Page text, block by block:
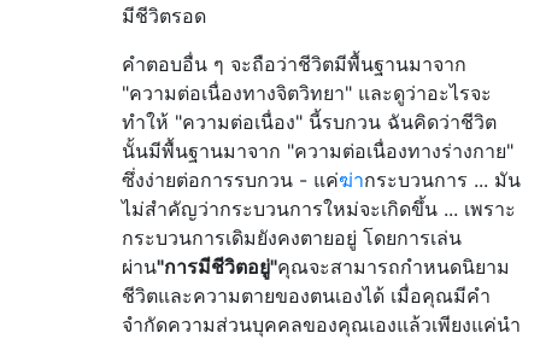
มีชีวิตรอด
คำตอบอื่น ๆ จะถือว่าชีวิตมีพื้นฐานมาจาก
"ความต่อเนื่องทางจิตวิทยา" และดูว่าอะไรจะ
ทำให้ "ความต่อเนื่อง" นี้รบกวน ฉันคิดว่าชีวิต
นั้นมีพื้นฐานมาจาก "ความต่อเนื่องทางร่างกาย"
ซึ่งง่ายต่อการรบกวน - แค่ฆ่ากระบวนการ ... มัน
ไม่สำคัญว่ากระบวนการใหม่จะเกิดขึ้น ... เพราะ
กระบวนการเดิมยังคงตายอยู่ โดยการเล่น
ผ่าน"การมีชีวิตอยู่"คุณจะสามารถกำหนดนิยาม
ชีวิตและความตายของตนเองได้ เมื่อคุณมีคำ
จำกัดความส่วนบุคคลของคุณเองแล้วเพียงแค่นำ